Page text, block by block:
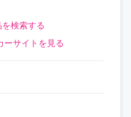
検索する
ーサイトを見る